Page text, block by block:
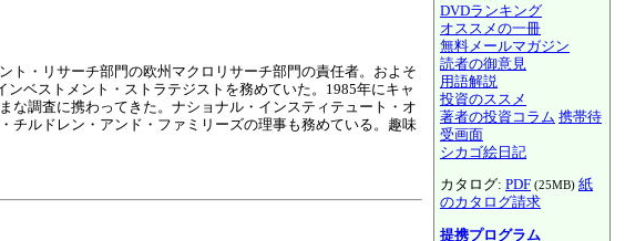
ト・リサーチ部門の欧州マクロリサーチ部門の責任者。およそ
ベストメント・ストラテジストを務めていた。1985年にキャ
な調査に携わってきた。ナショナル・インスティテュート・オ
チルドレン・アンド・ファミリーズの理事も務めている。趣味
DVDランキング
オススメの一冊
無料メールマガジン
読者の御意見
用語解説
投資のススメ
著者の投資コラム 携帯待
受画面
シカゴ絵日記
カタログ: PDF (25MB) 紙
のカタログ請求
提携プログラム